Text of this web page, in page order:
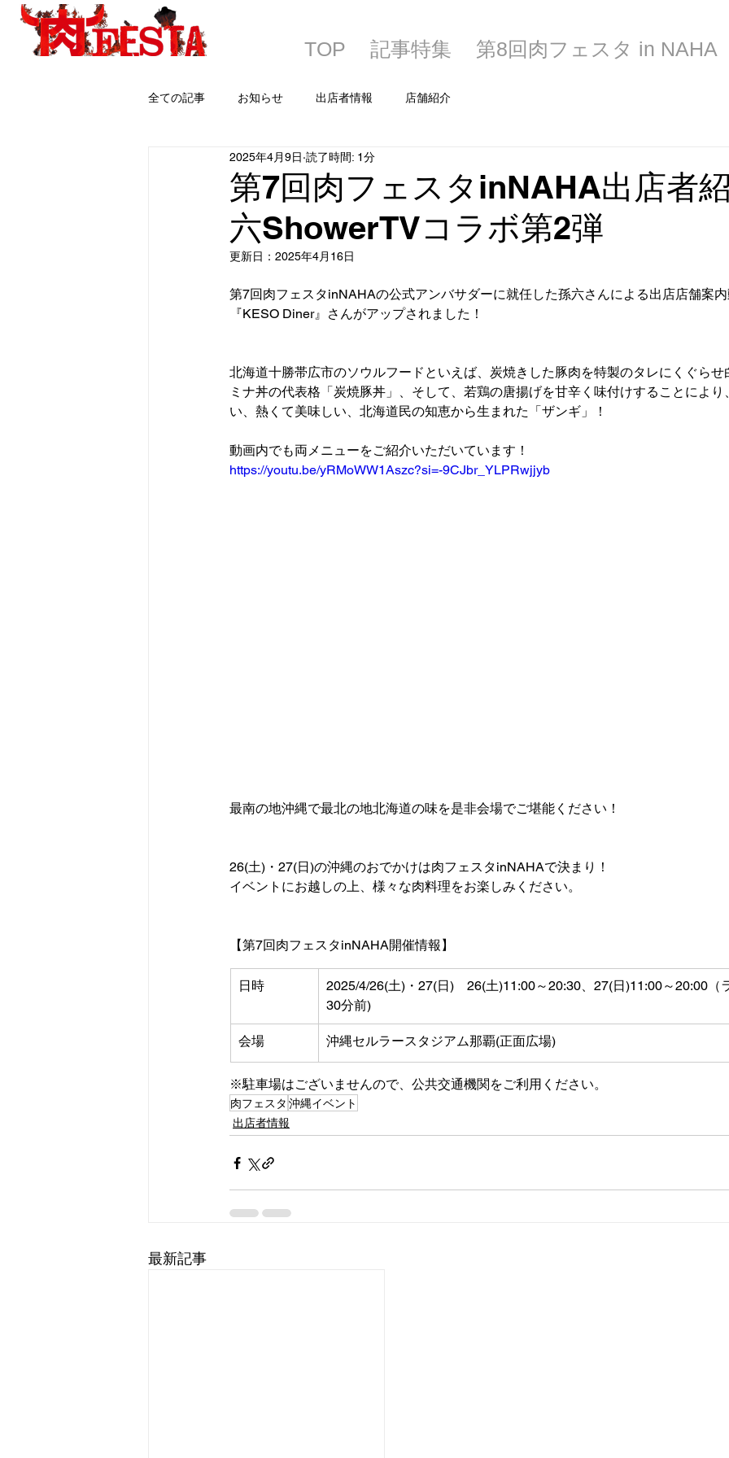
TOP 記事特集 第8回肉フェスタ in NAHA
全ての記事 お知らせ 出店者情報 店舗紹介
第7回肉フェスタinNAHA出店者
六ShowerTVコラボ第2弾
2025年4月9日 読了時間: 1分
更新日： 2025年4月16日
第7回肉フェスタinNAHAの公式アンバサダーに就任した孫六さんによる出店店舗案内
『KESO Diner』さんがアップされました！
北海道十勝帯広市のソウルフードといえば、炭焼きした豚肉を特製のタレにくぐらせ
ミナ丼の代表格「炭焼豚丼」、そして、若鶏の唐揚げを甘辛く味付けすることにより
い、熱くて美味しい、北海道民の知恵から生まれた「ザンギ」！
動画内でも両メニューをご紹介いただいています！
https://youtu.be/yRMoWW1Aszc?si=-9CJbr_YLPRwjjyb
最南の地沖縄で最北の地北海道の味を是非会場でご堪能ください！
26(土)・27(日)の沖縄のおでかけは肉フェスタinNAHAで決まり！
イベントにお越しの上、様々な肉料理をお楽しみください。
【第7回肉フェスタinNAHA開催情報】
日時
2025/4/26(土)・27(日)　26(土)11:00～20:30、27(日)11:00～20:00（
30分前)
会場 沖縄セルラースタジアム那覇(正面広場)
※駐車場はございませんので、公共交通機関をご利用ください。
肉フェスタ 沖縄イベント
出店者情報
最新記事